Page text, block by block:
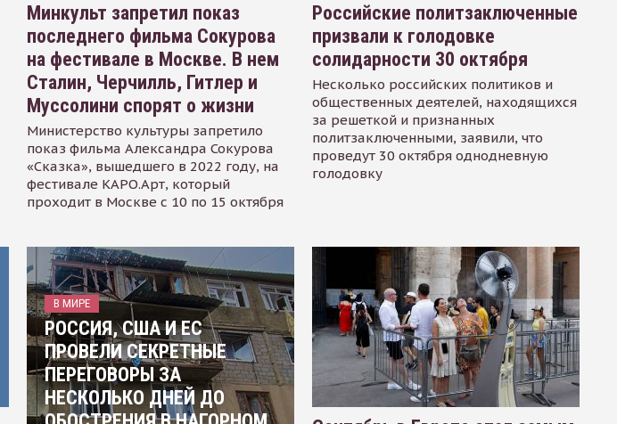
Минкульт запретил показ
последнего фильма Сокурова
на фестивале в Москве. В нем
Сталин, Черчилль, Гитлер и
Муссолини спорят о жизни
Министерство культуры запретило
показ фильма Александра Сокурова
«Сказка», вышедшего в 2022 году, на
фестивале КАРО.Арт, который
проходит в Москве с 10 по 15 октября
Российские политзаключенные
призвали к голодовке
солидарности 30 октября
Несколько российских политиков и
общественных деятелей, находящихся
за решеткой и признанных
политзаключенными, заявили, что
проведут 30 октября однодневную
голодовку
В МИРЕ
РОССИЯ, США И ЕС
ПРОВЕЛИ СЕКРЕТНЫЕ
ПЕРЕГОВОРЫ ЗА
НЕСКОЛЬКО ДНЕЙ ДО